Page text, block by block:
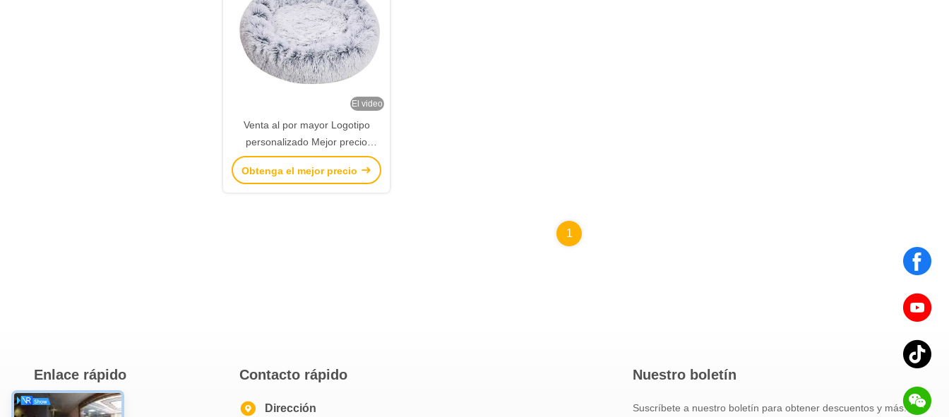
El video
Venta al por mayor Logotipo
personalizado Mejor precio
Impresión de marca
personalizada Bolsa de papel de
Obtenga el mejor precio
1
Enlace rápido
En Casa
Contacto rápido
Dirección
Nuestro boletín
Suscríbete a nuestro boletín para obtener descuentos y más.